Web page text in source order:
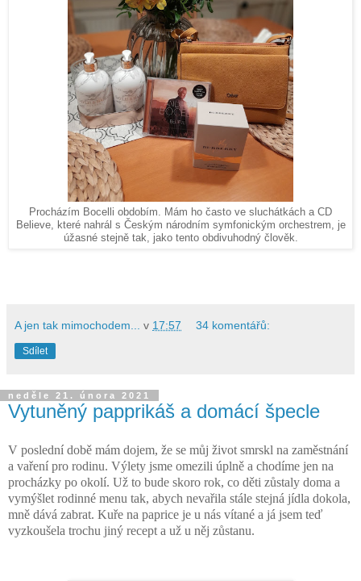
Procházím Bocelli obdobím. Mám ho často ve sluchátkách a CD
Believe, které nahrál s Českým národním symfonickým orchestrem, je
úžasné stejně tak, jako tento obdivuhodný člověk.
A jen tak mimochodem... v 17:57 34 komentářů:
Sdílet
neděle 21. února 2021
Vytuněný papprikáš a domácí špecle
V poslední době mám dojem, že se můj život smrskl na zaměstnání
a vaření pro rodinu. Výlety jsme omezili úplně a chodíme jen na
procházky po okolí. Už to bude skoro rok, co děti zůstaly doma a
vymýšlet rodinné menu tak, abych nevařila stále stejná jídla dokola,
mně dává zabrat. Kuře na paprice je u nás vítané a já jsem teď
vyzkoušela trochu jiný recept a už u něj zůstanu.